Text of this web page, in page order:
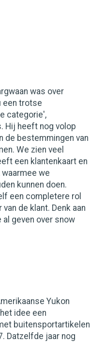
was over
een trotse
categorie',
Hij heeft nog volop
de bestemmingen van
We zien veel
een klantenkaart en
waarmee we
kunnen doen.
een completere rol
de klant. Denk aan
geven over snow
Yukon
idee een
buitensportartikelen
Datzelfde jaar nog